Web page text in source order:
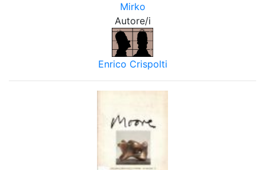
Mirko
Autore/i
Enrico Crispolti